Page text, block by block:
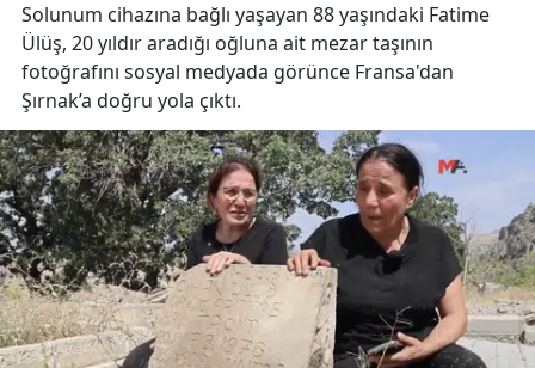
Solunum cihazına bağlı yaşayan 88 yaşındaki Fatime
Ülüş, 20 yıldır aradığı oğluna ait mezar taşının
fotoğrafını sosyal medyada görünce Fransa'dan
Şırnak’a doğru yola çıktı.